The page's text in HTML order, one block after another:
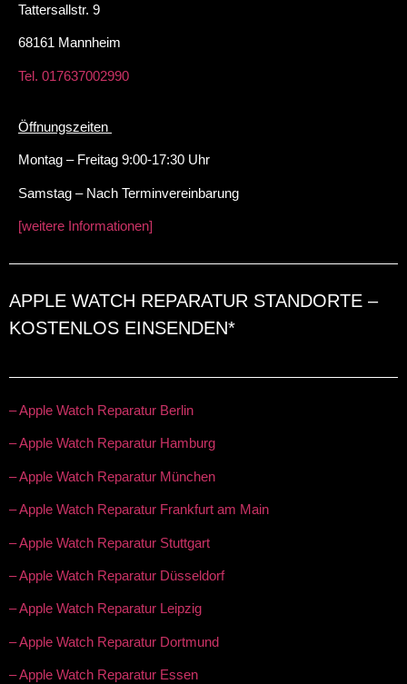
Tattersallstr. 9
68161 Mannheim
Tel. 017637002990
Öffnungszeiten
Montag – Freitag 9:00-17:30 Uhr
Samstag – Nach Terminvereinbarung
[weitere Informationen]
APPLE WATCH REPARATUR STANDORTE –
KOSTENLOS EINSENDEN*
– Apple Watch Reparatur Berlin
– Apple Watch Reparatur Hamburg
– Apple Watch Reparatur München
– Apple Watch Reparatur Frankfurt am Main
– Apple Watch Reparatur Stuttgart
– Apple Watch Reparatur Düsseldorf
– Apple Watch Reparatur Leipzig
– Apple Watch Reparatur Dortmund
– Apple Watch Reparatur Essen